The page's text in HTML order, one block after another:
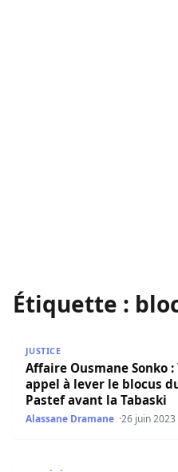
Étiquette :
JUSTICE
Affaire Ousmane Sonko :
appel à lever le blocus
Pastef avant la Tabaski
Alassane Dramane 26 juin 2023